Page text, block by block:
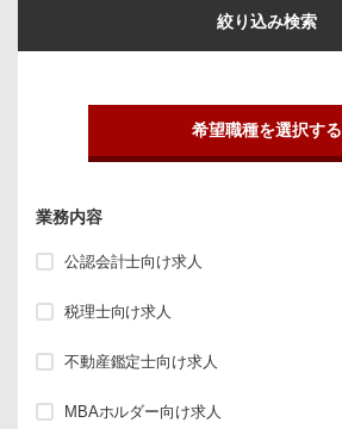
絞り込み検索
希望職種を選択する
業務内容
公認会計士向け求人
税理士向け求人
不動産鑑定士向け求人
MBAホルダー向け求人